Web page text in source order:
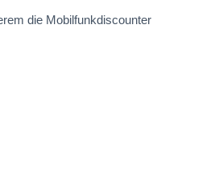
die Mobilfunkdiscounter